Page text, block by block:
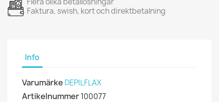
Faktura, swish, kort och direktbetalning
Info
Varumärke DEPILFLAX
Artikelnummer100077